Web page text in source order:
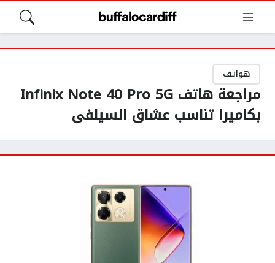
هواتف
مراجعة هاتف Infinix Note 40 Pro 5G
بكاميرا تناسب عشاق السيلفى